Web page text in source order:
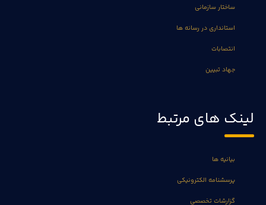
ساختار سازمانی
استانداری در رسانه ها
انتصابات
جهاد تبیین
لینک های مرتبط
بیانیه ها
پرسشنامه الکترونیکی
گزارشات تخصصی